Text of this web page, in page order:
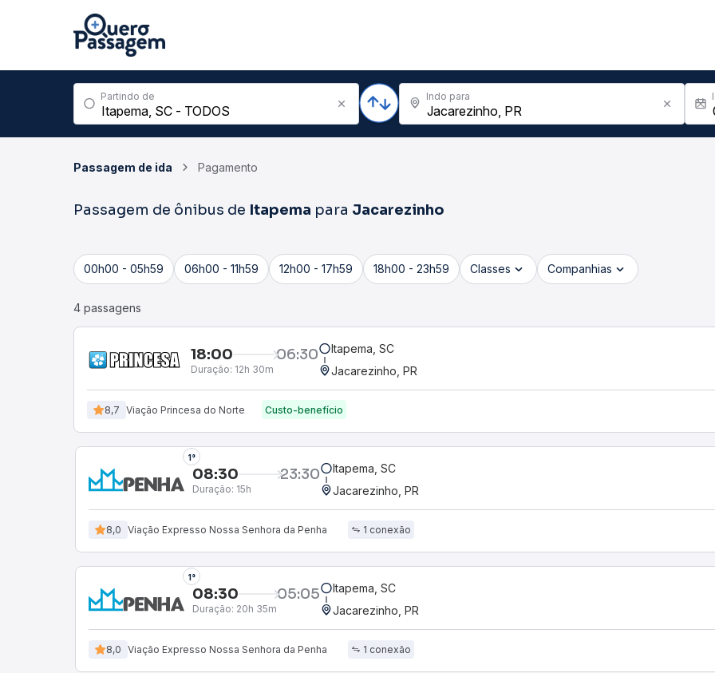
Partindo de Indo para
Passagem de ida Pagamento
Passagem de ônibus de Itapema para Jacarezinho
00h00 - 05h59 06h00 - 11h59 12h00 - 17h59 18h00 - 23h59 Classes Companhias
4 passagens
18:00 06:30
Duração: 12h 30m
Itapema, SC
Jacarezinho, PR
8,7 Viação Princesa do Norte Custo-benefício
1°
08:30 23:30
Duração: 15h
Itapema, SC
Jacarezinho, PR
8,0 Viação Expresso Nossa Senhora da Penha 1 conexão
1°
08:30 05:05
Duração: 20h 35m
Itapema, SC
Jacarezinho, PR
8,0 Viação Expresso Nossa Senhora da Penha 1 conexão